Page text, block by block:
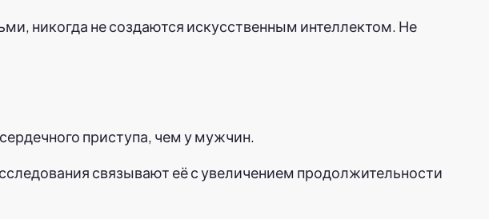
никогда не создаются искусственным интеллектом. Не
приступа, чем у мужчин.
связывают её с увеличением продолжительности